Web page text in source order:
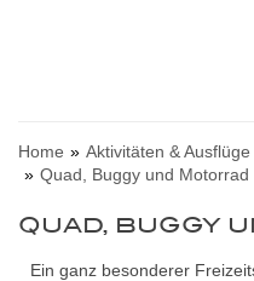
Home Aktivitäten & Ausflüge
Quad, Buggy und Motorrad
QUAD, BUGGY
Ein ganz besonderer